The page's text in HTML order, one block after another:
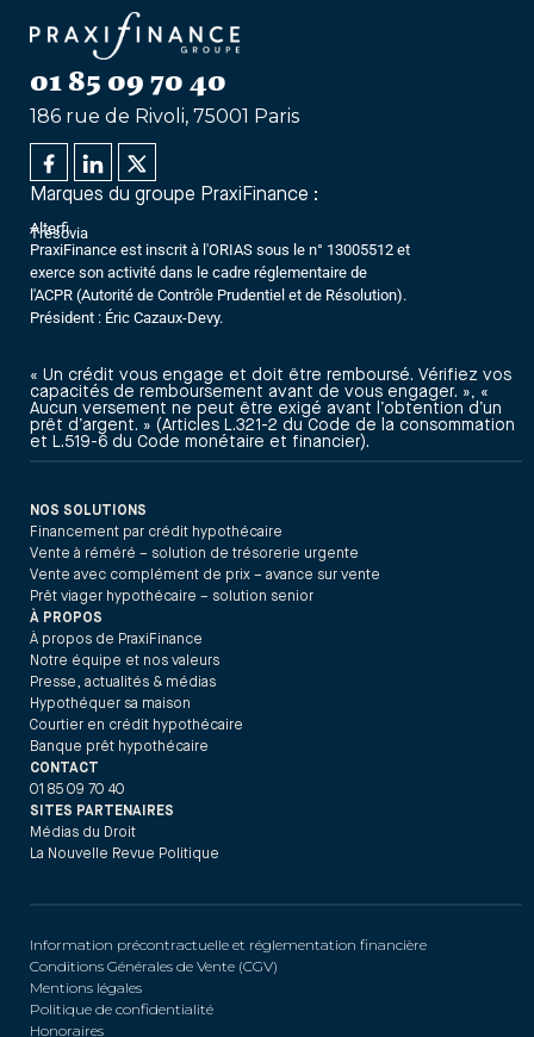
01 85 09 70 40
186 rue de Rivoli, 75001 Paris
Marques du groupe PraxiFinance :
Alterfi
Trésovia
PraxiFinance est inscrit à l'ORIAS sous le n° 13005512 et
exerce son activité dans le cadre réglementaire de
l'ACPR (Autorité de Contrôle Prudentiel et de Résolution).
Président : Éric Cazaux-Devy.
« Un crédit vous engage et doit être remboursé. Vérifiez vos
capacités de remboursement avant de vous engager. », «
Aucun versement ne peut être exigé avant l’obtention d’un
prêt d’argent. » (Articles L.321-2 du Code de la consommation
et L.519-6 du Code monétaire et financier).
NOS SOLUTIONS
Financement par crédit hypothécaire
Vente à réméré – solution de trésorerie urgente
Vente avec complément de prix – avance sur vente
Prêt viager hypothécaire – solution senior
À PROPOS
À propos de PraxiFinance
Notre équipe et nos valeurs
Presse, actualités & médias
Hypothéquer sa maison
Courtier en crédit hypothécaire
Banque prêt hypothécaire
CONTACT
01 85 09 70 40
SITES PARTENAIRES
Médias du Droit
La Nouvelle Revue Politique
Information précontractuelle et réglementation financière
Conditions Générales de Vente (CGV)
Mentions légales
Politique de confidentialité
Honoraires